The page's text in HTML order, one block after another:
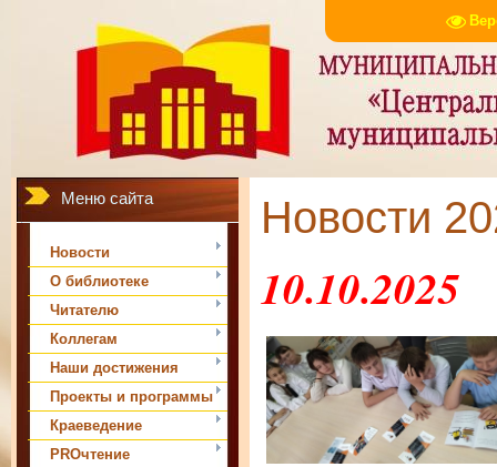
Меню сайта
Новости
О библиотеке
Читателю
Коллегам
Наши достижения
Проекты и программы
Краеведение
PROчтение
Новости
10.10.2025